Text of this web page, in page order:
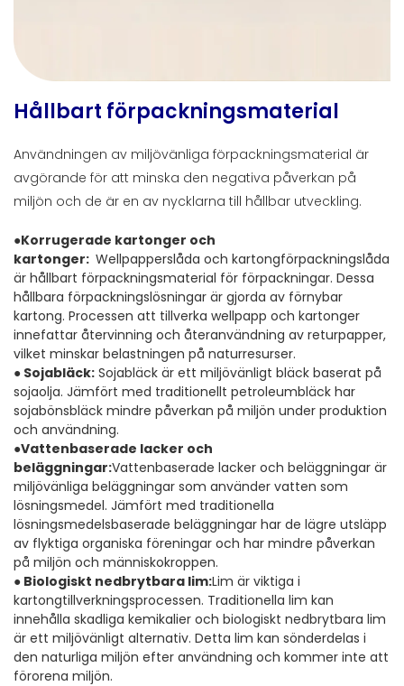
Hållbart förpackningsmaterial
Användningen av miljövänliga förpackningsmaterial är
avgörande för att minska den negativa påverkan på
miljön och de är en av nycklarna till hållbar utveckling.
●Korrugerade kartonger och
kartonger: Wellpapperslåda och kartongförpackningslåda
är hållbart förpackningsmaterial för förpackningar. Dessa
hållbara förpackningslösningar är gjorda av förnybar
kartong. Processen att tillverka wellpapp och kartonger
innefattar återvinning och återanvändning av returpapper,
vilket minskar belastningen på naturresurser.
● Sojabläck: Sojabläck är ett miljövänligt bläck baserat på
sojaolja. Jämfört med traditionellt petroleumbläck har
sojabönsbläck mindre påverkan på miljön under produktion
och användning.
●Vattenbaserade lacker och
beläggningar:Vattenbaserade lacker och beläggningar är
miljövänliga beläggningar som använder vatten som
lösningsmedel. Jämfört med traditionella
lösningsmedelsbaserade beläggningar har de lägre utsläpp
av flyktiga organiska föreningar och har mindre påverkan
på miljön och människokroppen.
● Biologiskt nedbrytbara lim:Lim är viktiga i
kartongtillverkningsprocessen. Traditionella lim kan
innehålla skadliga kemikalier och biologiskt nedbrytbara lim
är ett miljövänligt alternativ. Detta lim kan sönderdelas i
den naturliga miljön efter användning och kommer inte att
förorena miljön.